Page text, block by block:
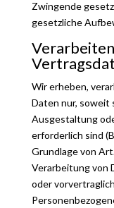
Zwingende
gesetzliche
Wir erheben,
Daten nur, soweit
Ausgestaltung
erforderlich sind
Grundlage von
Verarbeitung von
oder